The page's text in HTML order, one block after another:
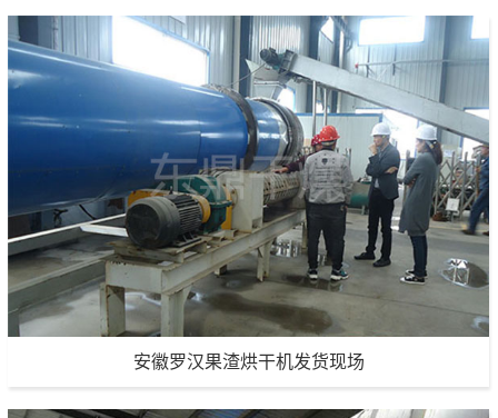
安徽罗汉果渣烘干机发货现场